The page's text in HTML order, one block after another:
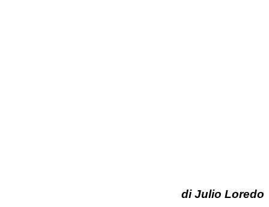
di Julio Loredo